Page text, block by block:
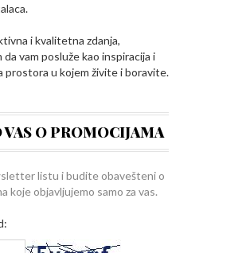
i kvalitetna zdanja,
vam posluže kao inspiracija i
prostora u kojem živite i boravite.
VAS O PROMOCIJAMA
listu i budite obavešteni o
koje objavljujemo samo za vas.